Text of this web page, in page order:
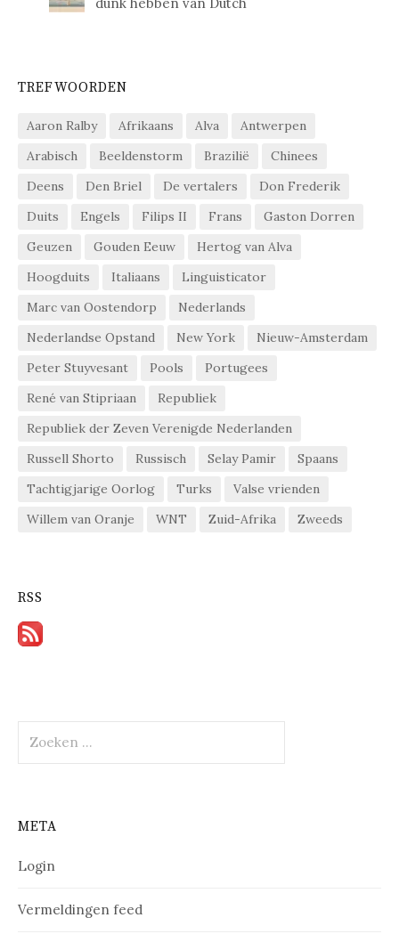
TREFWOORDEN
Aaron Ralby Afrikaans Alva
Antwerpen
Arabisch
Beeldenstorm Brazilië
Chinees
Deens
Den Briel De vertalers
Don Frederik
Duits
Engels Filips II Frans
Gaston Dorren
Geuzen
Gouden Eeuw
Hertog van Alva
Hoogduits
Italiaans
Linguisticator
Marc van Oostendorp
Nederlands
Nederlandse Opstand
New York
Nieuw-Amsterdam
Peter Stuyvesant
Pools
Portugees
René van Stipriaan
Republiek
Republiek der Zeven Verenigde Nederlanden
Russell Shorto
Russisch Selay Pamir
Spaans
Tachtigjarige Oorlog
Turks
Valse vrienden
Willem van Oranje
WNT Zuid-Afrika Zweeds
RSS
naar:
META
Login
Vermeldingen feed